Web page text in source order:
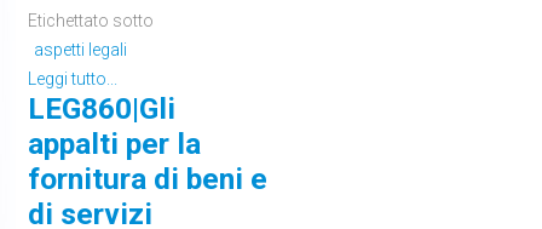
Etichettato sotto
aspetti legali
Leggi tutto...
LEG860|Gli
appalti per la
fornitura di beni e
di servizi